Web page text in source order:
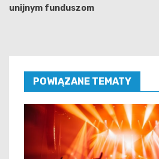
unijnym funduszom
POWIĄZANE TEMATY